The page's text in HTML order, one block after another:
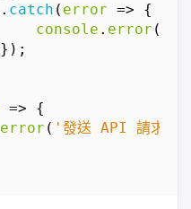
. catch ( error =>
{
console . error (
});
=>
{
error ( '發送 API 請求時